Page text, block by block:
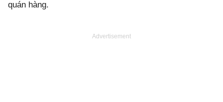
quán hàng.
Advertisement